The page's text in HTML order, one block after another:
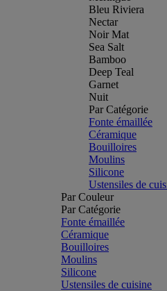
Bleu Riviera
Nectar
Noir Mat
Sea Salt
Bamboo
Deep Teal
Garnet
Nuit
Par Catégorie
Fonte émaillée
Céramique
Bouilloires
Moulins
Silicone
Ustensiles de
Par Couleur
Par Catégorie
Fonte émaillée
Céramique
Bouilloires
Moulins
Silicone
Ustensiles de cuisine